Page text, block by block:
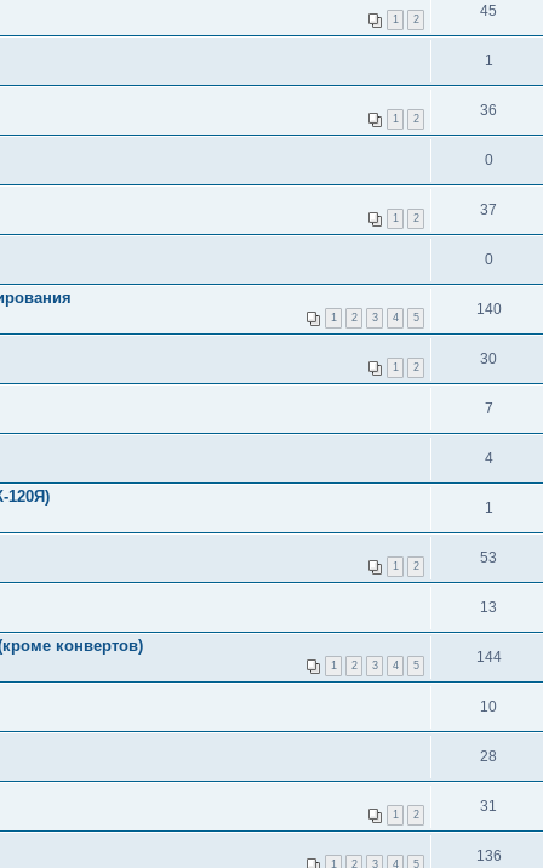
1 2 45
1
1 2 36
0
1 2 37
0
1 2 3 4 5 140
1 2 30
7
4
120Я)
1
1 2 53
13
конвертов)
1 2 3 4 5 144
10
28
1 2 31
1 2 3 4 5 136